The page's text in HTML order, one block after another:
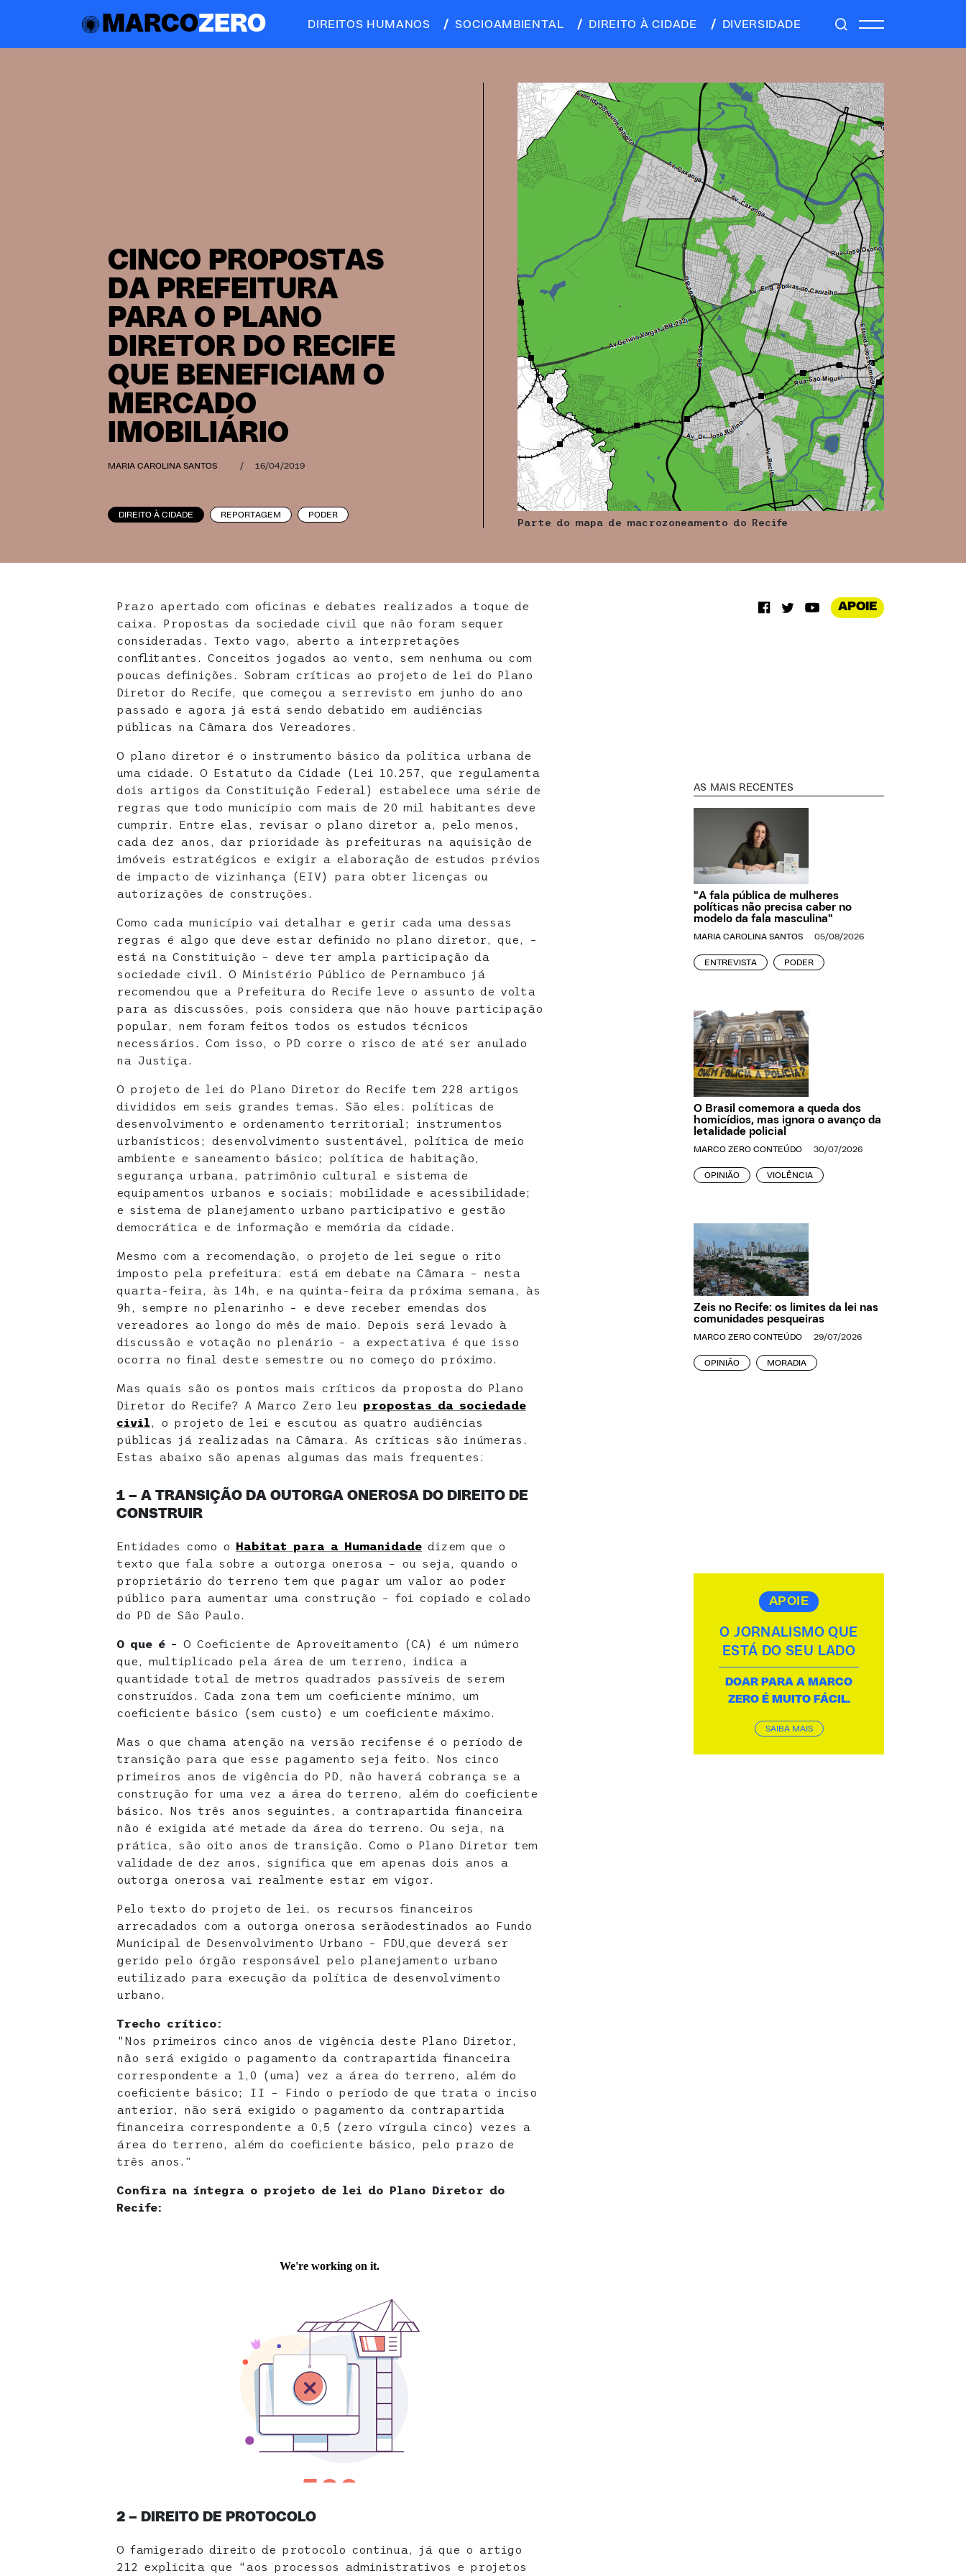
MARCOZERO DIREITOS HUMANOS SOCIOAMBIENTAL DIREITO À CIDADE DIVERSIDADE
CINCO PROPOSTAS
DA PREFEITURA
PARA O PLANO
DIRETOR DO RECIFE
QUE BENEFICIAM O
MERCADO
IMOBILIÁRIO
MARIA CAROLINA SANTOS / 16/04/2019
DIREITO À CIDADE REPORTAGEM PODER
Parte do mapa de macrozoneamento do Recife
Prazo apertado com oficinas e debates realizados a toque de
caixa. Propostas da sociedade civil que não foram sequer
consideradas. Texto vago, aberto a interpretações
conflitantes. Conceitos jogados ao vento, sem nenhuma ou com
poucas definições. Sobram críticas ao projeto de lei do Plano
Diretor do Recife, que começou a serrevisto em junho do ano
passado e agora já está sendo debatido em audiências
públicas na Câmara dos Vereadores.
O plano diretor é o instrumento básico da política urbana de
uma cidade. O Estatuto da Cidade (Lei 10.257, que regulamenta
dois artigos da Constituição Federal) estabelece uma série de
regras que todo município com mais de 20 mil habitantes deve
cumprir. Entre elas, revisar o plano diretor a, pelo menos,
cada dez anos, dar prioridade às prefeituras na aquisição de
imóveis estratégicos e exigir a elaboração de estudos prévios
de impacto de vizinhança (EIV) para obter licenças ou
autorizações de construções.
Como cada município vai detalhar e gerir cada uma dessas
regras é algo que deve estar definido no plano diretor, que, –
está na Constituição – deve ter ampla participação da
sociedade civil. O Ministério Público de Pernambuco já
recomendou que a Prefeitura do Recife leve o assunto de volta
para as discussões, pois considera que não houve participação
popular, nem foram feitos todos os estudos técnicos
necessários. Com isso, o PD corre o risco de até ser anulado
na Justiça.
O projeto de lei do Plano Diretor do Recife tem 228 artigos
divididos em seis grandes temas. São eles: políticas de
desenvolvimento e ordenamento territorial; instrumentos
urbanísticos; desenvolvimento sustentável, política de meio
ambiente e saneamento básico; política de habitação,
segurança urbana, patrimônio cultural e sistema de
equipamentos urbanos e sociais; mobilidade e acessibilidade;
e sistema de planejamento urbano participativo e gestão
democrática e de informação e memória da cidade.
Mesmo com a recomendação, o projeto de lei segue o rito
imposto pela prefeitura: está em debate na Câmara – nesta
quarta-feira, às 14h, e na quinta-feira da próxima semana, às
9h, sempre no plenarinho – e deve receber emendas dos
vereadores ao longo do mês de maio. Depois será levado à
discussão e votação no plenário – a expectativa é que isso
ocorra no final deste semestre ou no começo do próximo.
Mas quais são os pontos mais críticos da proposta do Plano
Diretor do Recife? A Marco Zero leu propostas da sociedade
civil, o projeto de lei e escutou as quatro audiências
públicas já realizadas na Câmara. As críticas são inúmeras.
Estas abaixo são apenas algumas das mais frequentes:
1 – A TRANSIÇÃO DA OUTORGA ONEROSA DO DIREITO DE
CONSTRUIR
Entidades como o Habitat para a Humanidade dizem que o
texto que fala sobre a outorga onerosa – ou seja, quando o
proprietário do terreno tem que pagar um valor ao poder
público para aumentar uma construção – foi copiado e colado
do PD de São Paulo.
O que é – O Coeficiente de Aproveitamento (CA) é um número
que, multiplicado pela área de um terreno, indica a
quantidade total de metros quadrados passíveis de serem
construídos. Cada zona tem um coeficiente mínimo, um
coeficiente básico (sem custo) e um coeficiente máximo.
Mas o que chama atenção na versão recifense é o período de
transição para que esse pagamento seja feito. Nos cinco
primeiros anos de vigência do PD, não haverá cobrança se a
construção for uma vez a área do terreno, além do coeficiente
básico. Nos três anos seguintes, a contrapartida financeira
não é exigida até metade da área do terreno. Ou seja, na
prática, são oito anos de transição. Como o Plano Diretor tem
validade de dez anos, significa que em apenas dois anos a
outorga onerosa vai realmente estar em vigor.
Pelo texto do projeto de lei, os recursos financeiros
arrecadados com a outorga onerosa serãodestinados ao Fundo
Municipal de Desenvolvimento Urbano – FDU,que deverá ser
gerido pelo órgão responsável pelo planejamento urbano
eutilizado para execução da política de desenvolvimento
urbano.
Trecho crítico:
“Nos primeiros cinco anos de vigência deste Plano Diretor,
não será exigido o pagamento da contrapartida financeira
correspondente a 1,0 (uma) vez a área do terreno, além do
coeficiente básico; II – Findo o período de que trata o inciso
anterior, não será exigido o pagamento da contrapartida
financeira correspondente a 0,5 (zero vírgula cinco) vezes a
área do terreno, além do coeficiente básico, pelo prazo de
três anos.”
Confira na íntegra o projeto de lei do Plano Diretor do
Recife:
2 – DIREITO DE PROTOCOLO
O famigerado direito de protocolo continua, já que o artigo
212 explicita que “aos processos administrativos e projetos
APOIE
AS MAIS RECENTES
"A fala pública de mulheres
políticas não precisa caber no
modelo da fala masculina"
MARIA CAROLINA SANTOS 05/08/2026
ENTREVISTA PODER
O Brasil comemora a queda dos
homicídios, mas ignora o avanço da
letalidade policial
MARCO ZERO CONTEÚDO 30/07/2026
OPINIÃO VIOLÊNCIA
Zeis no Recife: os limites da lei nas
comunidades pesqueiras
MARCO ZERO CONTEÚDO 29/07/2026
OPINIÃO MORADIA
APOIE
O JORNALISMO QUE
ESTÁ DO SEU LADO
DOAR PARA A MARCO
ZERO É MUITO FÁCIL.
SAIBA MAIS